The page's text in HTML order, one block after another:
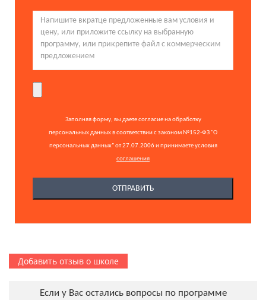
Заполняя форму, вы даете согласие на обработку
персональных данных в соответствии с законом №152-ФЗ "О
персональных данных" от 27.07.2006 и принимаете условия
соглашения
Добавить отзыв о школе
Если у Вас остались вопросы по программе